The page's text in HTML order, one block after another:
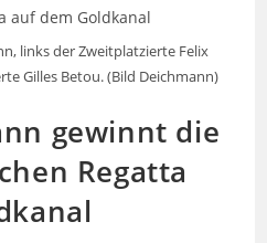
links der Zweitplatzierte Felix
Gilles Betou. (Bild Deichmann)
gewinnt die
Regatta